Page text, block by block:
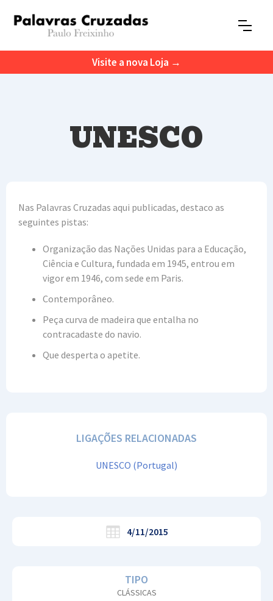
Visite a nova Loja →
UNESCO
Nas Palavras Cruzadas aqui publicadas, destaco as
seguintes pistas:
Organização das Nações Unidas para a Educação,
Ciência e Cultura, fundada em 1945, entrou em
vigor em 1946, com sede em Paris.
Contemporâneo.
Peça curva de madeira que entalha no
contracadaste do navio.
Que desperta o apetite.
LIGAÇÕES RELACIONADAS
UNESCO (Portugal)
4/11/2015
TIPO
CLÁSSICAS